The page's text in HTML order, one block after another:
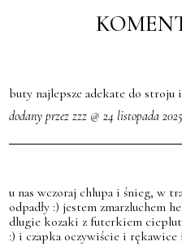
buty najlepsze adekate do stroju
dodany przez zzz @ 24 listopada
u nas wczoraj chlupa i śnieg, w
odpadły :) jestem zmarzluchem
dlugie kozaki z futerkiem
:) i czapka oczywiście i